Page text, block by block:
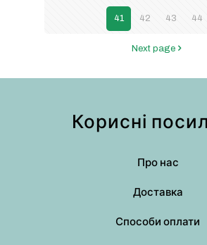
41 42 43 44
Next page
Корисні
Про нас
Доставка
Способи оплати